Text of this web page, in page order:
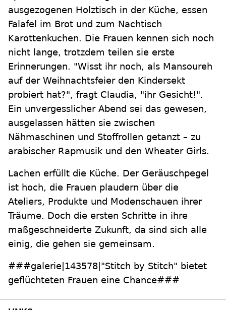
ausgezogenen Holztisch in der Küche, essen
Falafel im Brot und zum Nachtisch
Karottenkuchen. Die Frauen kennen sich noch
nicht lange, trotzdem teilen sie erste
Erinnerungen. "Wisst ihr noch, als Mansoureh
auf der Weihnachtsfeier den Kindersekt
probiert hat?", fragt Claudia, "ihr Gesicht!".
Ein unvergesslicher Abend sei das gewesen,
ausgelassen hätten sie zwischen
Nähmaschinen und Stoffrollen getanzt – zu
arabischer Rapmusik und den Wheater Girls.
Lachen erfüllt die Küche. Der Geräuschpegel
ist hoch, die Frauen plaudern über die
Ateliers, Produkte und Modenschauen ihrer
Träume. Doch die ersten Schritte in ihre
maßgeschneiderte Zukunft, da sind sich alle
einig, die gehen sie gemeinsam.
###galerie|143578|"Stitch by Stitch" bietet
geflüchteten Frauen eine Chance###